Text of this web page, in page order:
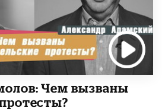
Чем вызваны